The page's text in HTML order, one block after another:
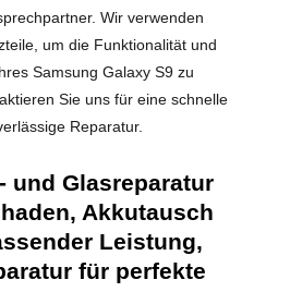
Wir verwenden
um die Funktionalität und
Samsung Galaxy S9 zu
Sie uns für eine schnelle
Reparatur.
und Glasreparatur
Akkutausch
Leistung,
für perfekte